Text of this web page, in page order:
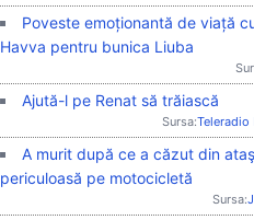
Poveste emoționantă de viață
Havva pentru bunica Liuba
Ajută-l pe Renat să trăiască
Sursa:
A murit după ce a căzut din
periculoasă pe motocicletă
Sursa: